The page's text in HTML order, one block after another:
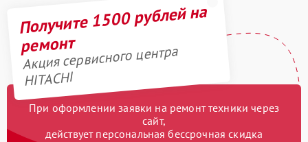
Получите 1500 рублей на
ремонт
Акция сервисного центра
HITACHI
При оформлении заявки на ремонт техники через
сайт,
действует персональная бессрочная скидка